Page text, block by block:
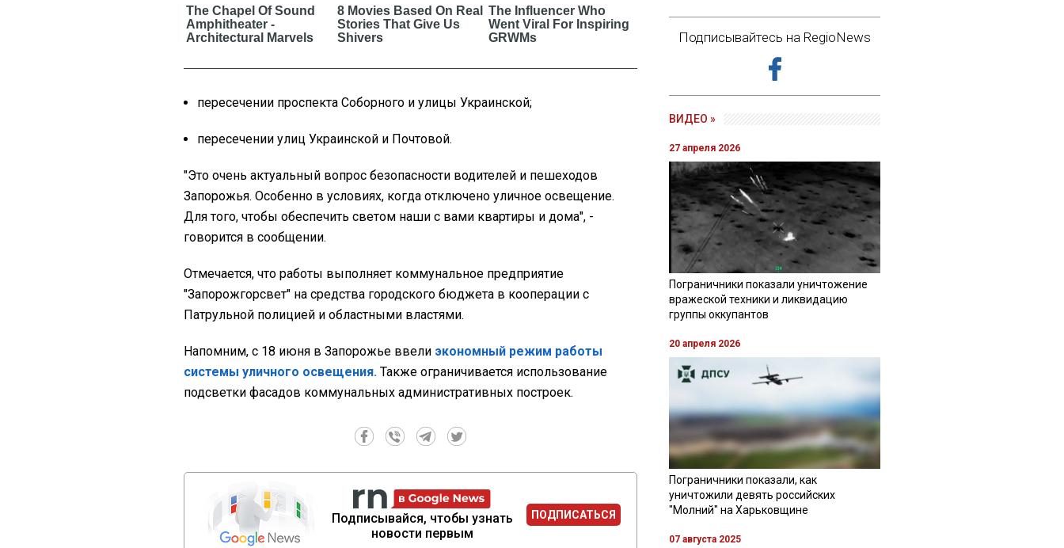
пересечении проспекта Соборного и улицы Украинской;
пересечении улиц Украинской и Почтовой.
"Это очень актуальный вопрос безопасности водителей и пешеходов
Запорожья. Особенно в условиях, когда отключено уличное освещение.
Для того, чтобы обеспечить светом наши с вами квартиры и дома", -
говорится в сообщении.
Отмечается, что работы выполняет коммунальное предприятие
"Запорожгорсвет" на средства городского бюджета в кооперации с
Патрульной полицией и областными властями.
Напомним, с 18 июня в Запорожье ввели экономный режим работы
системы уличного освещения. Также ограничивается использование
подсветки фасадов коммунальных административных построек.
Подписывайся, чтобы узнать
новости первым
ПОДПИСАТЬСЯ
Подписывайтесь на RegioNews
ВИДЕО »
27 апреля 2026
Пограничники показали уничтожение
вражеской техники и ликвидацию
группы оккупантов
20 апреля 2026
Пограничники показали, как
уничтожили девять российских
"Молний" на Харьковщине
07 августа 2025